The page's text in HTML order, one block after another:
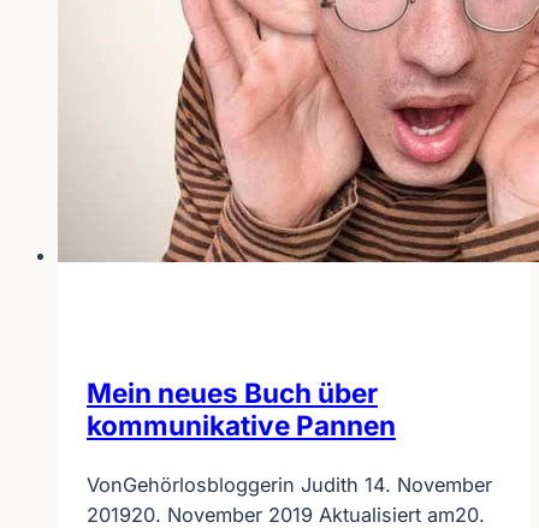
Mein neues Buch über
kommunikative Pannen
VonGehörlosbloggerin Judith 14. November
201920. November 2019 Aktualisiert am20.